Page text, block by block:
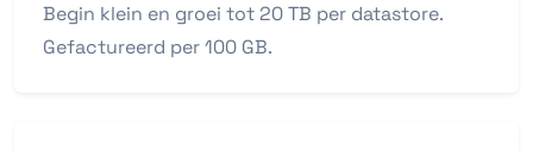
Begin klein en groei tot 20 TB per datastore.
Gefactureerd per 100 GB.